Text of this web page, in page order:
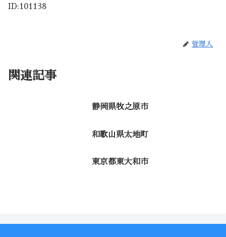
ID:101138
管理人
関連記事
静岡県牧之原市
和歌山県太地町
東京都東大和市